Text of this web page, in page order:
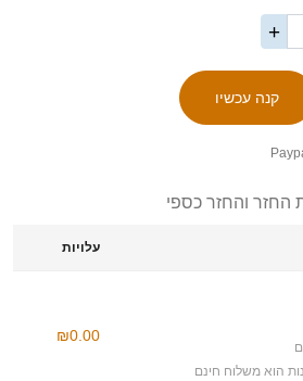
+
החזר והחזר כספי
עלויות
הוא משלוח חינם
₪0.00